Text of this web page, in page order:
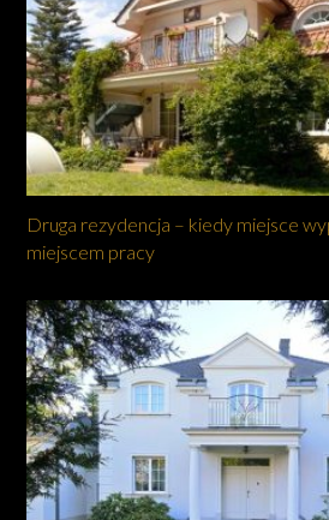
Druga rezydencja – kiedy miejsce
miejscem pracy